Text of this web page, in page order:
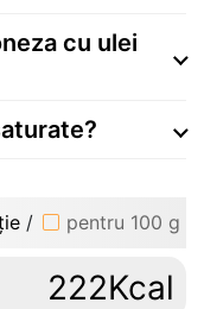
cu ulei
/ pentru 100 g
222Kcal